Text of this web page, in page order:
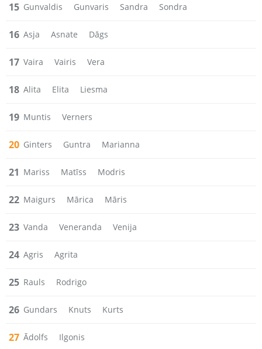
15 Gunvaldis Gunvaris Sandra Sondra
16 Asja Asnate Dāgs
17 Vaira Vairis Vera
18 Alita Elita Liesma
19 Muntis Verners
20 Ginters Guntra Marianna
21 Mariss Matīss Modris
22 Maigurs Mārica Māris
23 Vanda Veneranda Venija
24 Agris Agrita
25 Rauls Rodrigo
26 Gundars Knuts Kurts
27 Ādolfs Ilgonis